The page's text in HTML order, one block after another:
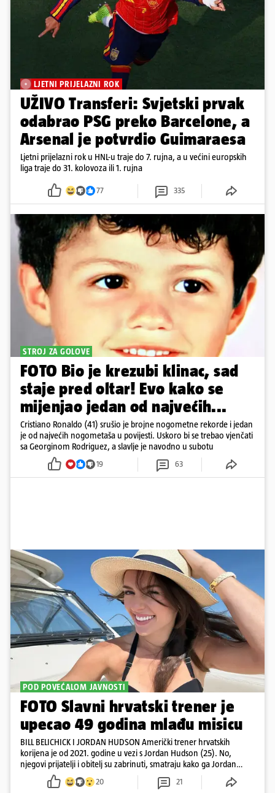
LJETNI PRIJELAZNI ROK
UŽIVO Transferi: Svjetski prvak
odabrao PSG preko Barcelone, a
Arsenal je potvrdio Guimaraesa
Ljetni prijelazni rok u HNL-u traje do 7. rujna, a u većini europskih
liga traje do 31. kolovoza ili 1. rujna
77 335
STROJ ZA GOLOVE
FOTO Bio je krezubi klinac, sad
staje pred oltar! Evo kako se
mijenjao jedan od najvećih...
Cristiano Ronaldo (41) srušio je brojne nogometne rekorde i jedan
je od najvećih nogometaša u povijesti. Uskoro bi se trebao vjenčati
sa Georginom Rodriguez, a slavlje je navodno u subotu
19 63
POD POVEĆALOM JAVNOSTI
FOTO Slavni hrvatski trener je
upecao 49 godina mlađu misicu
BILL BELICHICK I JORDAN HUDSON Američki trener hrvatskih
korijena je od 2021. godine u vezi s Jordan Hudson (25). No,
njegovi prijatelji i obitelj su zabrinuti, smatraju kako ga Jordan
kontrolira
20 21